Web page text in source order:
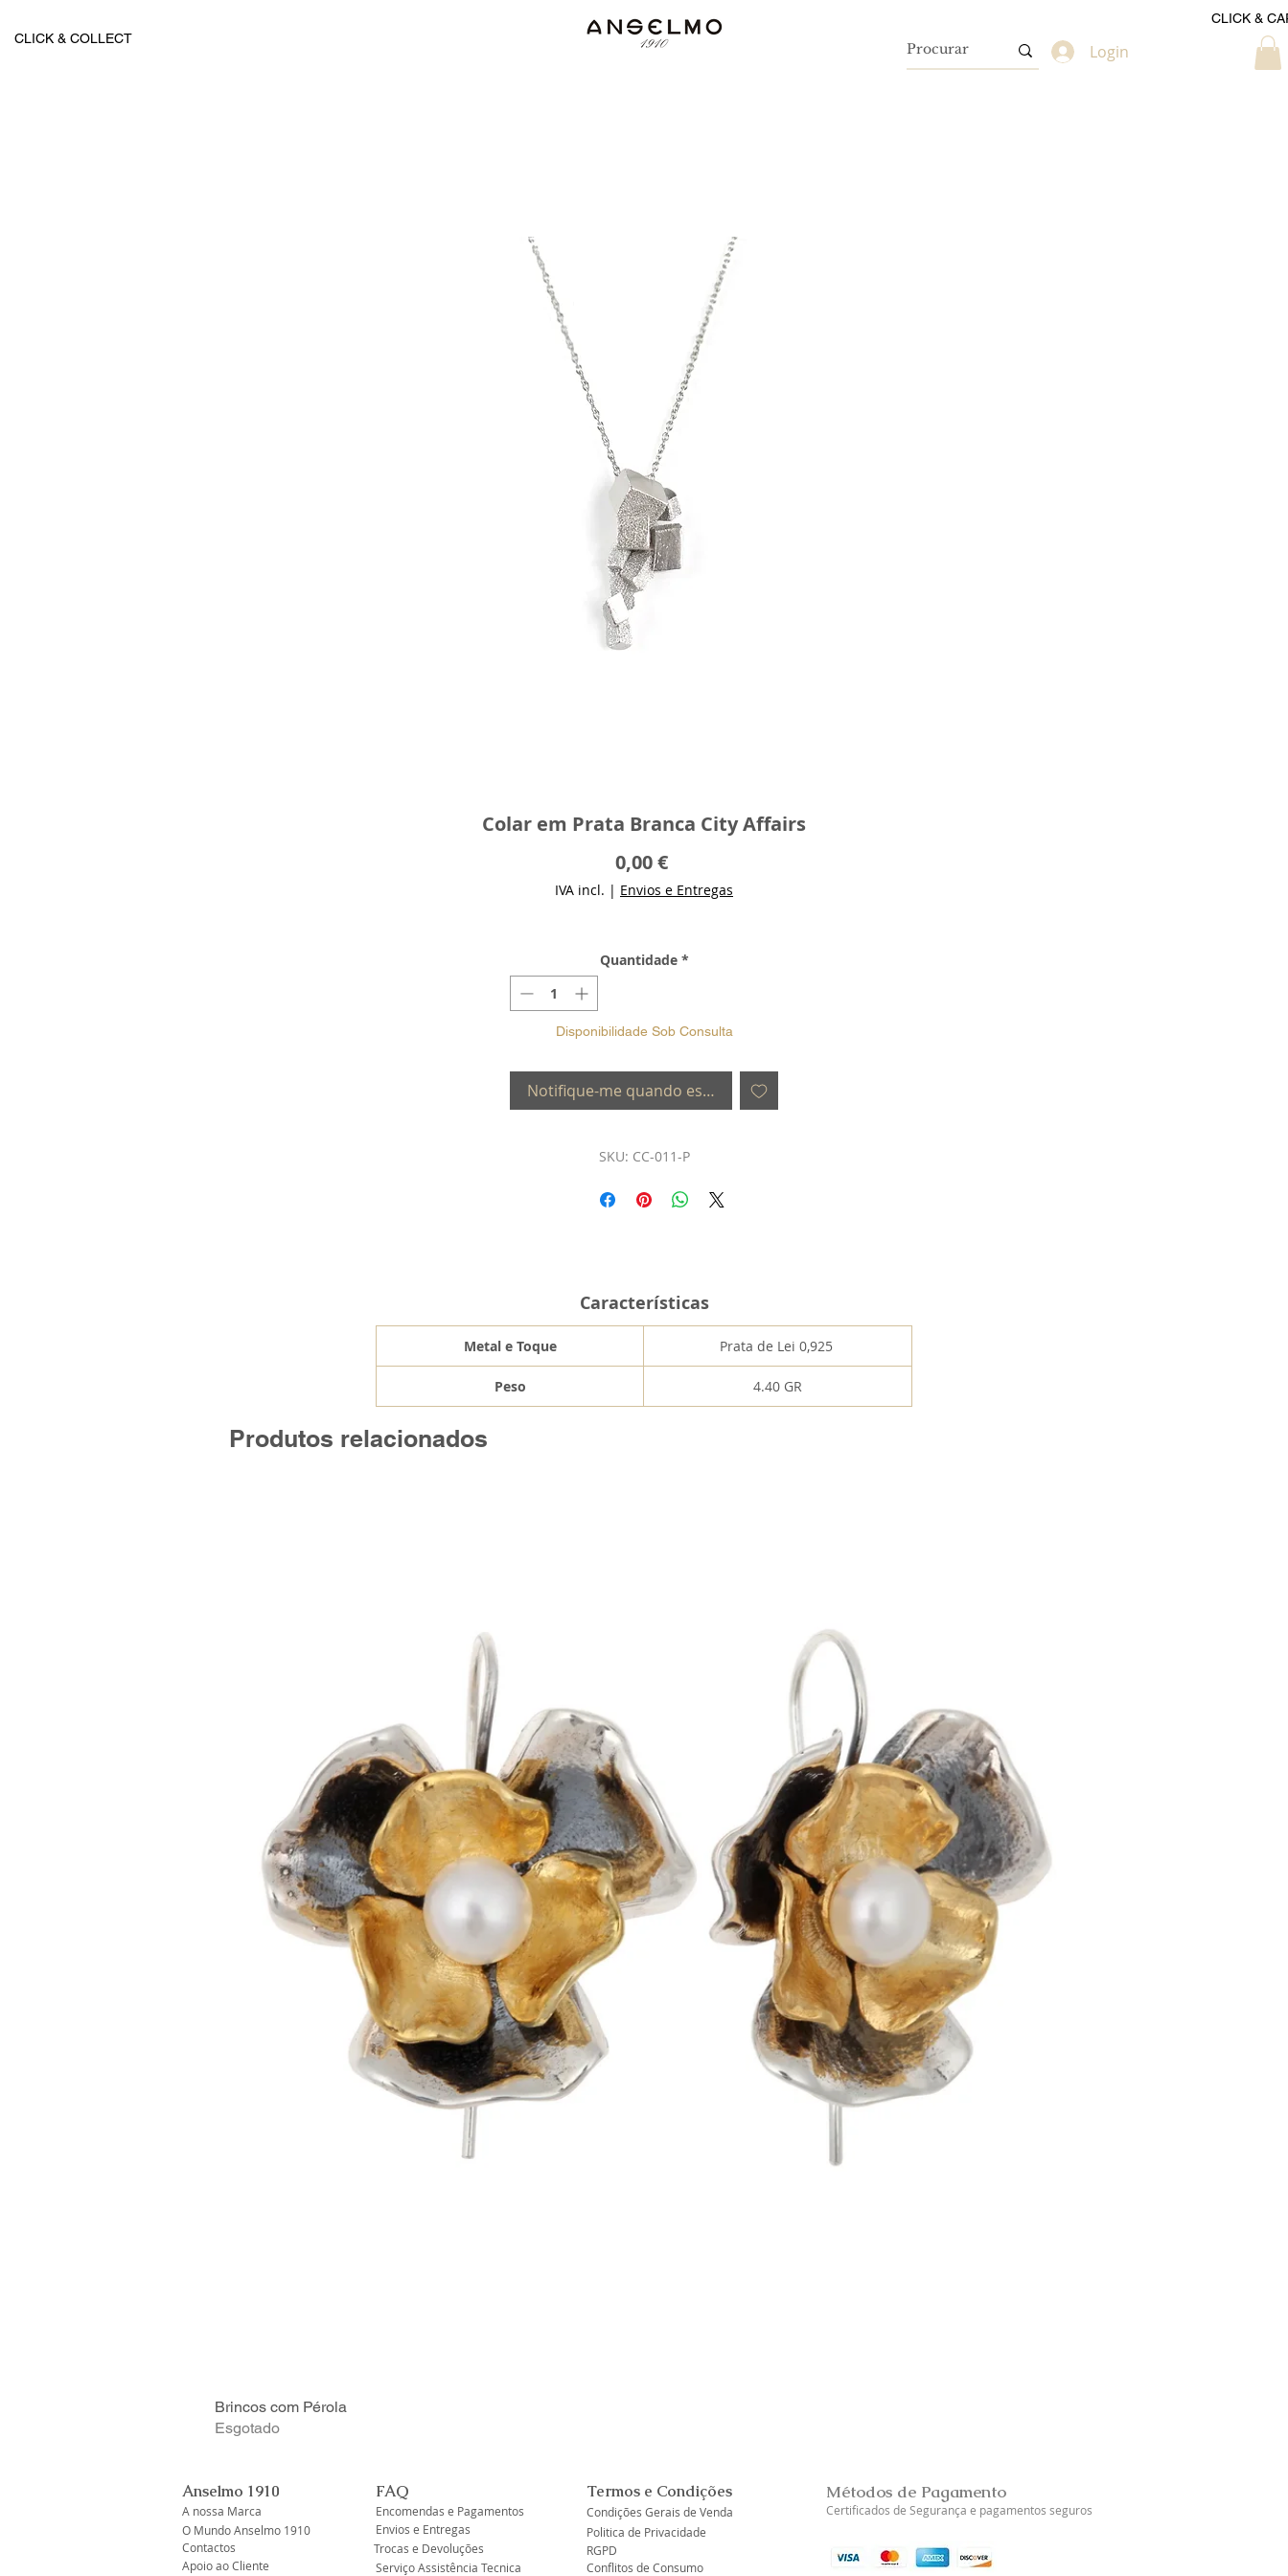
CLICK & COLLECT
CLICK &
Login
Colar em Prata Branca City Affairs
0,00 €Preço
IVA incl. | Envios e Entregas
Quantidade *
Disponibilidade Sob Consulta
Notifique-me quando estiver disponível
SKU: CC-011-P
Características
Metal e Toque Prata de Lei 0,925
Peso 4.40 GR
Produtos relacionados
Brincos com Pérola
Esgotado
Anselmo 1910
A nossa Marca
O Mundo Anselmo 1910
Contactos
Apoio ao Cliente
FAQ
Encomendas e Pagamentos
Envios e Entregas
Trocas e Devoluções
Serviço Assistência Tecnica
Termos e Condições
Condições Gerais de Venda
Politica de Privacidade
RGPD
Conflitos de Consumo
Métodos de Pagamento
Certificados de Segurança e pagamentos seguros